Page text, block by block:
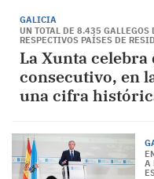
GALICIA
UN TOTAL DE 8.435
RESPECTIVOS PAÍSES DE
La Xunta
consecutivo, en
una cifra
A